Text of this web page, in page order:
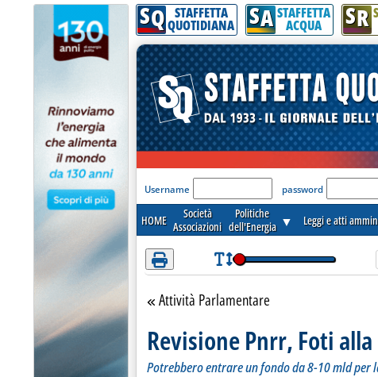
Attenzione! Esegui l'accesso per lèggere interamente la notizia.
SQ STAFFETTA
QUOTIDIANA SA STAFFETTA
ACQUA SR
'Modulo Login per accedere'
Username password
HOME
Società
Associazioni
Politiche
dell'Energia ▼ Leggi e atti
Torna alla sezione
Attività Parlamentare
Revisione Pnrr, Foti
Potrebbero entrare un fondo da 8-10 mld